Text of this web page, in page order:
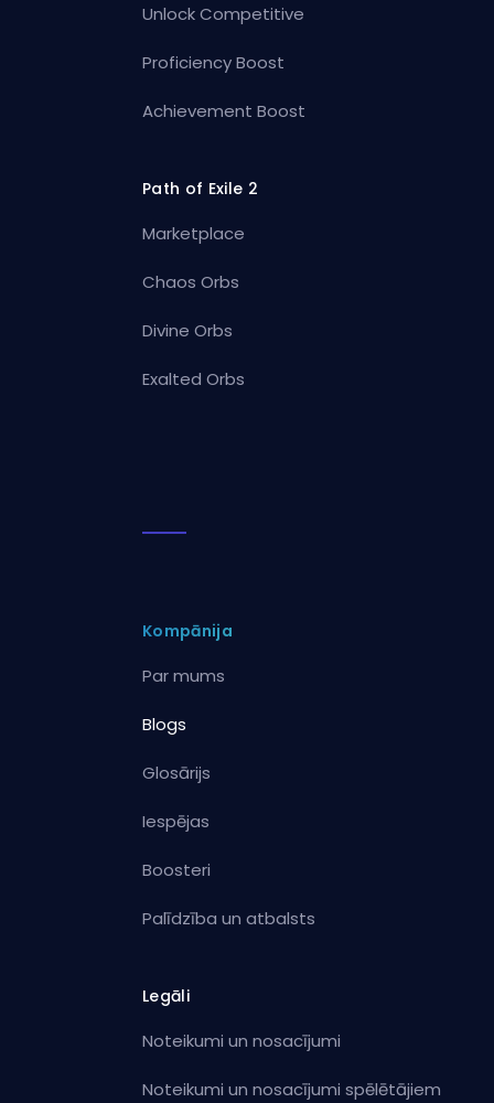
Unlock Competitive
Proficiency Boost
Achievement Boost
Path of Exile 2
Marketplace
Chaos Orbs
Divine Orbs
Exalted Orbs
Kompānija
Par mums
Blogs
Glosārijs
Iespējas
Boosteri
Palīdzība un atbalsts
Legāli
Noteikumi un nosacījumi
Noteikumi un nosacījumi spēlētājiem